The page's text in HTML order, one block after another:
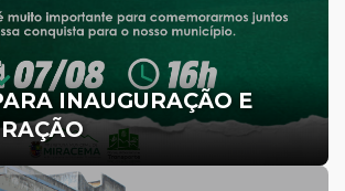
INAUGURAÇÃO E